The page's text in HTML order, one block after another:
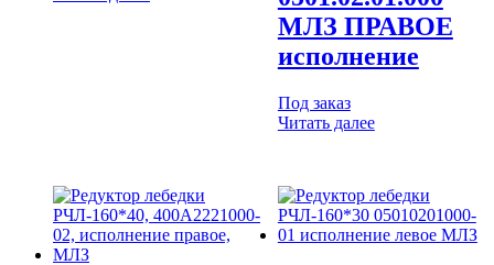
МЛЗ ПРАВОЕ
исполнение
Под заказ
Читать далее